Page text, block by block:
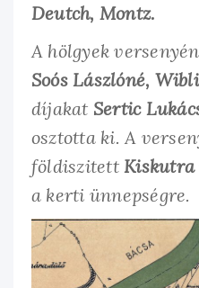
Deutch, Montz.
A hölgyek
Soós Lászlóné,
díjakat Sertic
osztotta ki. A
földiszitett Kiskutra
a kerti ünnepségre.